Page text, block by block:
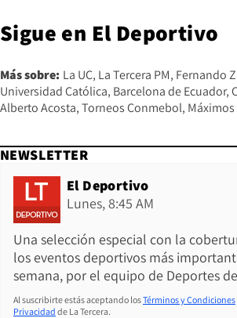
Sigue en El Deportivo
Más sobre: La UC La Tercera PM Fernando
Universidad Católica Barcelona de Ecuador
Alberto Acosta Torneos Conmebol
NEWSLETTER
El Deportivo
Lunes, 8:45 AM
Una selección especial con la
los eventos deportivos más
semana, por el equipo de Deportes
Al suscribirte estás aceptando losTérminos y Condiciones
Privacidad de La Tercera.